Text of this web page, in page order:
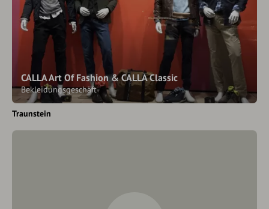
CALLA Art Of Fashion & CALLA Classic
Bekleidungsgeschäft
Traunstein